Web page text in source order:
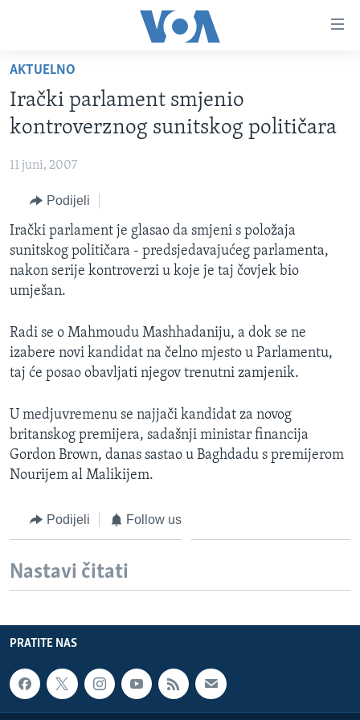
glavni
sadržaj
Pređi
na
glavnu
navigaciju
pretragu
TV PROGRAM
VIJESTI
SJEDINJENE AMERIČKE DRŽAVE
BOSNA I HERCEGOVINA
SVIJET
NAUKA I TEHNOLOGIJA
SPECIJALNI PROJEKTI
KORUPCIJA
SLOBODA MEDIJA
IZBJEGLIČKA STRANA
MAGAZIN
O GLASU AMERIKE
Learning English
Jezici
AKTUELNO
Irački parlament smjenio
kontroverznog sunitskog političara
11 juni, 2007
Podijeli
Irački parlament je glasao da smjeni s položaja
sunitskog političara - predsjedavajućeg parlamenta,
nakon serije kontroverzi u koje je taj čovjek bio
umješan.
Radi se o Mahmoudu Mashhadaniju, a dok se ne
izabere novi kandidat na čelno mjesto u Parlamentu,
taj će posao obavljati njegov trenutni zamjenik.
U medjuvremenu se najjači kandidat za novog
britanskog premijera, sadašnji ministar financija
Gordon Brown, danas sastao u Baghdadu s premijerom
Nourijem al Malikijem.
Podijeli Follow us
Nastavi čitati
PRATITE NAS